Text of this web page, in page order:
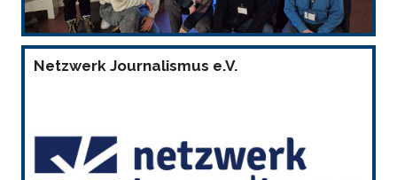
Netzwerk Journalismus e.V.